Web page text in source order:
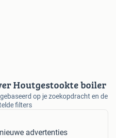
Houtgestookte boiler
op je zoekopdracht en de
filters
nieuwe advertenties